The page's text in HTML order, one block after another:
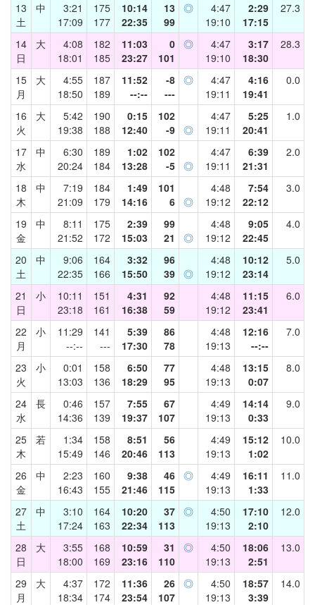
13
土
中
3:21
17:09
175
177
10:14
22:35
13
99
◎
4:47
19:10
2:29
17:15
27.3
14
日
大
4:08
18:01
182
185
11:03
23:27
0
101
◎
4:47
19:10
3:17
18:30
28.3
15
月
大
4:55
18:50
187
189
11:52
--:--
-8
---
◎
4:47
19:11
4:16
19:41
0.0
16
火
大
5:42
19:38
190
188
0:15
12:40
102
-9 ◎
4:47
19:11
5:25
20:41
1.0
17
水
中
6:30
20:24
189
184
1:02
13:28
102
-5 ◎
4:47
19:11
6:39
21:31
2.0
18
木
中
7:19
21:09
184
179
1:49
14:16
101
6 ◎
4:48
19:12
7:54
22:12
3.0
19
金
中
8:11
21:52
175
172
2:39
15:03
99
21
◎
4:48
19:12
9:05
22:45
4.0
20
土
中
9:06
22:35
164
166
3:32
15:50
96
39 ◎
4:48
19:12
10:12
23:14
5.0
21
日
小
10:11
23:18
151
161
4:31
16:38
92
59
4:48
19:12
11:15
23:41
6.0
22
月
小
11:29
--:--
141
---
5:39
17:30
86
78
4:48
19:13
12:16
--:--
7.0
23
火
小
0:01
13:03
158
136
6:50
18:29
77
95
4:48
19:13
13:15
0:07
8.0
24
水
長
0:46
14:36
157
139
7:55
19:37
67
107
4:49
19:13
14:14
0:33
9.0
25
木
若
1:34
15:49
158
146
8:51
20:46
56
113
4:49
19:13
15:12
1:02
10.0
26
金
中
2:23
16:43
160
155
9:38
21:46
46
115
◎
4:49
19:13
16:11
1:33
11.0
27
土
中
3:10
17:24
164
163
10:20
22:34
37
113
◎
4:50
19:13
17:10
2:10
12.0
28
日
大
3:55
18:00
168
169
10:59
23:16
31
110
◎
4:50
19:13
18:06
2:51
13.0
29
月
大
4:37
18:34
172
174
11:36
23:54
26
107
◎
4:50
19:13
18:57
3:39
14.0